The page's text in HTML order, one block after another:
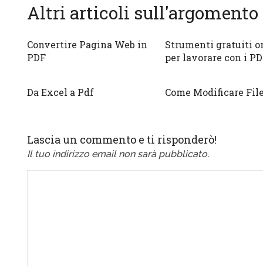
Altri articoli sull'argomento
Convertire Pagina Web in
PDF
Strumenti gratuiti
per lavorare con i
Da Excel a Pdf Come Modificare
Lascia un commento e ti risponderò!
Il tuo indirizzo email non sarà pubblicato.